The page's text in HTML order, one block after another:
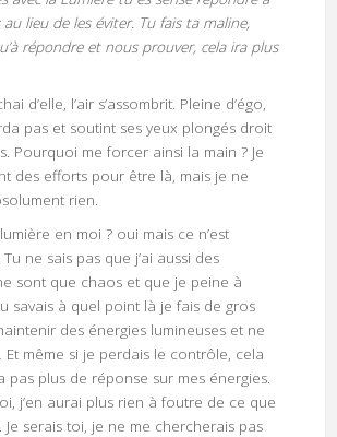
lieu de les éviter. Tu fais ta maline,
répondre et nous prouver, cela ira plus
d’elle, l’air s’assombrit. Pleine d’égo,
pas et soutint ses yeux plongés droit
Pourquoi me forcer ainsi la main ? Je
des efforts pour être là, mais je ne
rien.
en moi ? oui mais ce n’est
ne sais pas que j’ai aussi des
sont que chaos et que je peine à
savais à quel point là je fais de gros
des énergies lumineuses et ne
même si je perdais le contrôle, cela
pas plus de réponse sur mes énergies.
j’en aurai plus rien à foutre de ce que
Je serais toi, je ne me chercherais pas